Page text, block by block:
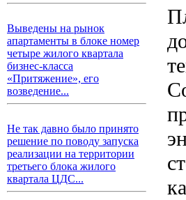
Выведены на рынок
апартаменты в блоке номер
четыре жилого квартала
бизнес-класса
«Притяжение», его
возведение...
Не так давно было принято
решение по поводу запуска
реализации на территории
третьего блока жилого
квартала ЦДС...